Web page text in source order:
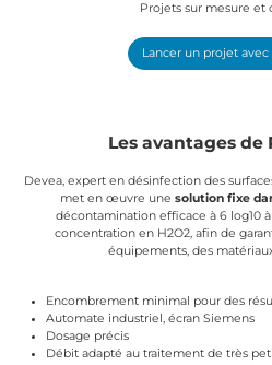
Projets sur mesure et
Lancer un projet
Les avantages de
Devea, expert en désinfection des
met en œuvre une solution fixe
décontamination efficace à 6 log10
concentration en H2O2, afin de
équipements, des
Encombrement minimal pour des
Automate industriel, écran Siemens
Dosage précis
Débit adapté au traitement de très